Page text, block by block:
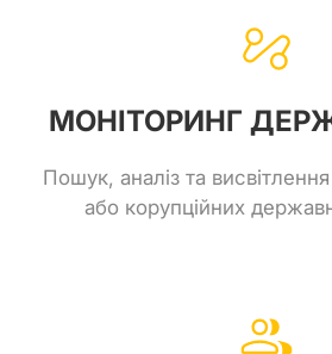
МОНІТОРИНГ
Пошук, аналіз та
або корупційних